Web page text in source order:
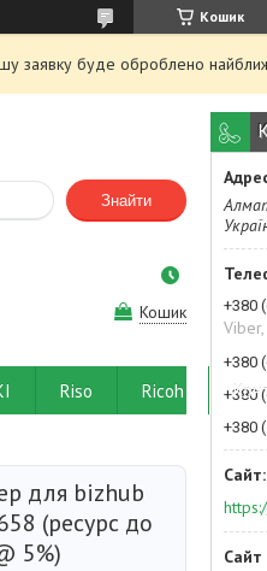
Кошик
заявку буде оброблено
Знайти
Кошик
Riso Ricoh
для bizhub
(ресурс до
5%)
+380
+380
+380
+380